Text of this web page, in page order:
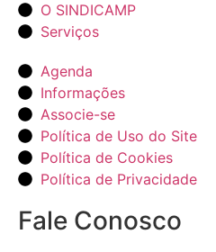
O SINDICAMP
Serviços
Agenda
Informações
Associe-se
Política de Uso do Site
Política de Cookies
Política de Privacidade
Fale Conosco